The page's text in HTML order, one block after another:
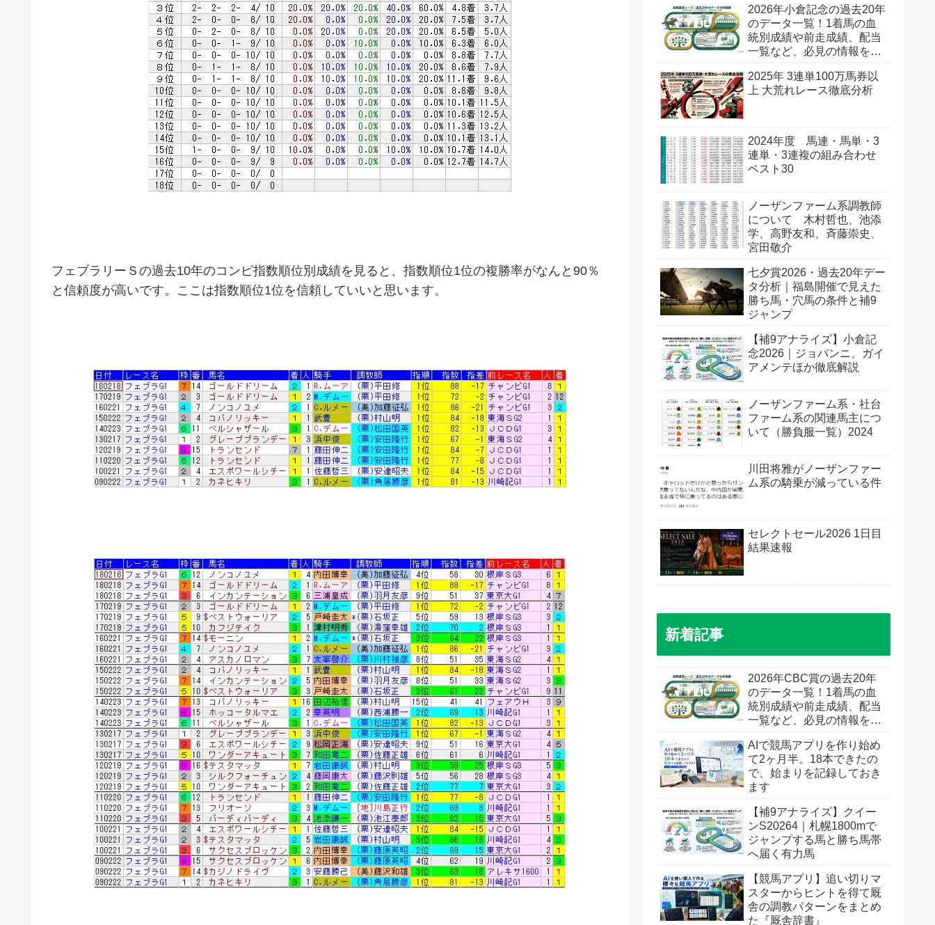
フェブラリーＳの過去10年のコンピ指数順位別成績を見ると、指数順位1位の複勝率がなんと90％
と信頼度が高いです。ここは指数順位1位を信頼していいと思います。
2026年小倉記念の過去20年
のデータ一覧！1着馬の血
統別成績や前走成績、配当
一覧など、必見の情報を公
2025年 3連単100万馬券以
上 大荒れレース徹底分析
2024年度 馬連・馬単・3
連単・3連複の組み合わせ
ベスト30
ノーザンファーム系調教師
について 木村哲也、池添
学、高野友和、斉藤崇史、
宮田敬介
七夕賞2026・過去20年デー
タ分析｜福島開催で見えた
勝ち馬・穴馬の条件と補9
ジャンプ
【補9アナライズ】小倉記
念2026｜ジョバンニ、ガイ
アメンテほか徹底解説
ノーザンファーム系・社台
ファーム系の関連馬主につ
いて（勝負服一覧）2024
川田将雅がノーザンファー
ム系の騎乗が減っている件
セレクトセール2026 1日目
結果速報
新着記事
2026年CBC賞の過去20年
のデータ一覧！1着馬の血
統別成績や前走成績、配当
一覧など、必見の情報を公
AIで競馬アプリを作り始め
て2ヶ月半。18本できたの
で、始まりを記録しておき
ます
【補9アナライズ】クイー
ンS20264｜札幌1800mで
ジャンプする馬と勝ち馬帯
へ届く有力馬
【競馬アプリ】追い切りマ
スターからヒントを得て厩
舎の調教パターンをまとめ
た『厩舎辞書』